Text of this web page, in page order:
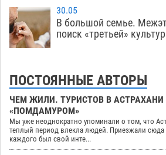
30.05
В большой семье.
поиск «третьей»
ПОСТОЯННЫЕ АВТОРЫ
ЧЕМ ЖИЛИ. ТУРИСТОВ В
«ПОМДАМУРОМ»
Мы уже неоднократно упоминали о том, что
теплый период влекла людей. Приезжали сюда
каждого был свой инте...